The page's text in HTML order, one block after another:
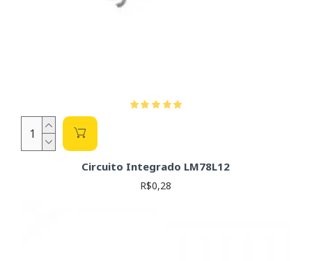
Circuito Integrado LM78L12
R$0,28